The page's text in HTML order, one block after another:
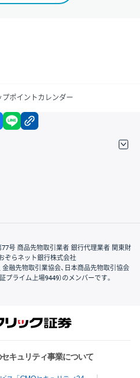
プポイントカレンダー
X facebook
77号 商品先物取引業者 銀行代理業者 関東財
ぞらネット銀行株式会社
金融先物取引業協会、日本商品先物取引協会
プライム上場9449）のメンバーです。
キュリティ事業について